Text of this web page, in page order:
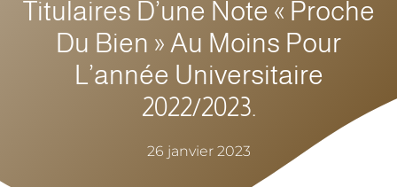
Titulaires D’une Note « Proche
Du Bien » Au Moins Pour
L’année Universitaire
2022/2023.
26 janvier 2023